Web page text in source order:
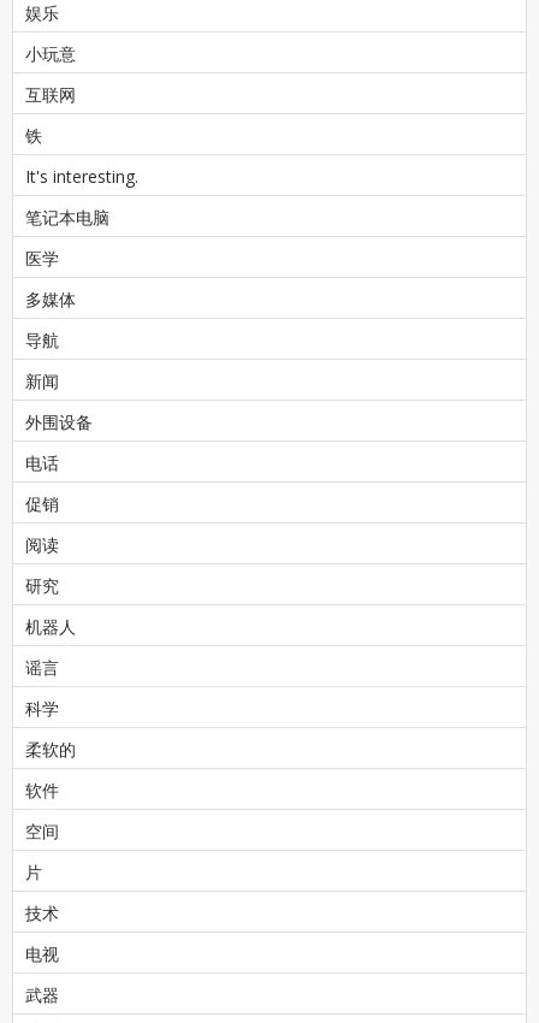
娱乐
小玩意
互联网
铁
It's interesting.
笔记本电脑
医学
多媒体
导航
新闻
外围设备
电话
促销
阅读
研究
机器人
谣言
科学
柔软的
软件
空间
片
技术
电视
武器